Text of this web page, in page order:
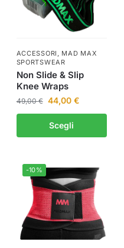
ACCESSORI , MAD MAX
SPORTSWEAR
Non Slide & Slip
Knee Wraps
49,00€ 44,00 €
Scegli
-10%